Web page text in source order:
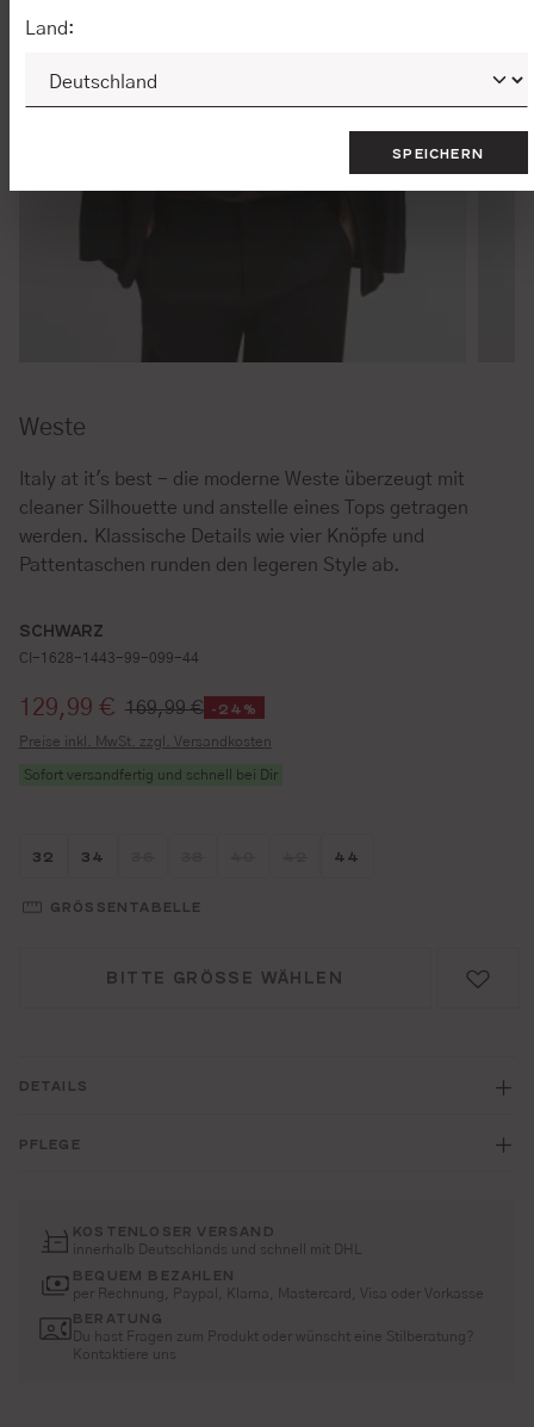
Weste
Italy at it's best - die moderne Weste überzeugt mit
cleaner Silhouette und anstelle eines Tops getragen
werden. Klassische Details wie vier Knöpfe und
Pattentaschen runden den legeren Style ab.
SCHWARZ
CI-1628-1443-99-099-44
Verkaufspreis:
129,99 € 169,99 € -24%
Preise inkl. MwSt. zzgl. Versandkosten
Sofort versandfertig und schnell bei Dir
Größe wählen
32 Größe wählen
34 Größe wählen
Größe wählen
Größe wählen
Größe wählen
44
GRÖSSENTABELLE
BITTE GRÖSSE WÄHLEN
DETAILS
PFLEGE
KOSTENLOSER VERSAND
innerhalb Deutschlands und schnell mit DHL
BEQUEM BEZAHLEN
per Rechnung, Paypal, Klarna, Mastercard, Visa oder Vorkasse
BERATUNG
Du hast Fragen zum Produkt oder wünscht eine Stilberatung?
Kontaktiere uns
Land:
SPEICHERN